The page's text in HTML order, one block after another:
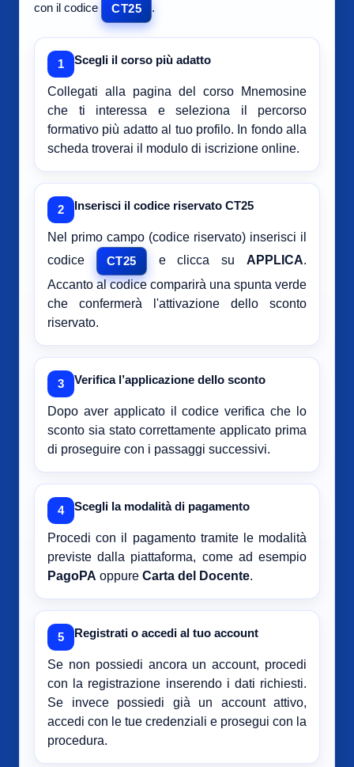
con il codice
CT25 .
1 Scegli il corso più adatto
Collegati alla pagina del corso Mnemosine
che ti interessa e seleziona il percorso
formativo più adatto al tuo profilo. In fondo alla
scheda troverai il modulo di iscrizione online.
2 Inserisci il codice riservato CT25
Nel primo campo (codice riservato) inserisci il
codice
CT25 e clicca suAPPLICA.
Accanto al codice comparirà una spunta verde
che confermerà l'attivazione dello sconto
riservato.
3 Verifica l’applicazione dello sconto
Dopo aver applicato il codice verifica che lo
sconto sia stato correttamente applicato prima
di proseguire con i passaggi successivi.
4 Scegli la modalità di pagamento
Procedi con il pagamento tramite le modalità
previste dalla piattaforma, come ad esempio
PagoPA oppure Carta del Docente.
5 Registrati o accedi al tuo account
Se non possiedi ancora un account, procedi
con la registrazione inserendo i dati richiesti.
Se invece possiedi già un account attivo,
accedi con le tue credenziali e prosegui con la
procedura.